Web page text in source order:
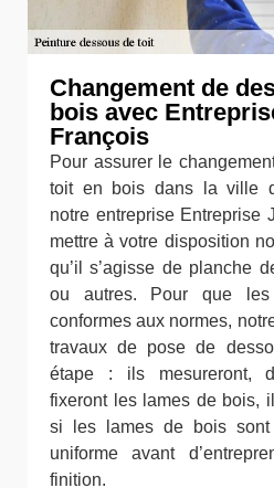
Changement de
bois avec
François
Pour assurer le
toit en bois dans la ville
notre entreprise Entreprise
mettre à votre disposition
qu’il s’agisse de planche
ou autres. Pour que les
conformes aux normes,
travaux de pose de
étape : ils mesureront,
fixeront les lames de bois,
si les lames de bois
uniforme avant
finition.